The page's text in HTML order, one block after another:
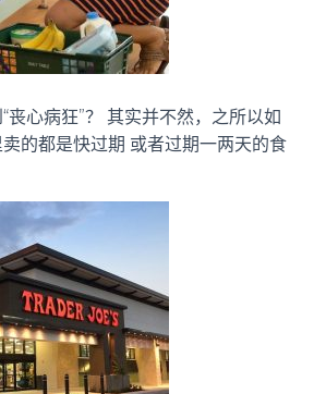
丧心病狂”？ 其实并不然，之所以如
的都是快过期 或者过期一两天的食